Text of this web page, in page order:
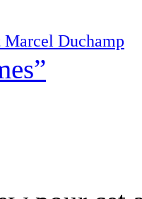
Marcel Duchamp